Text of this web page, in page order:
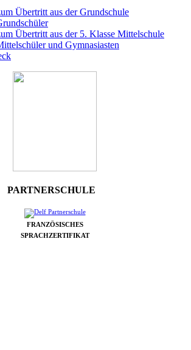
Übertritt aus der Grundschule
Übertritt aus der 5. Klasse Mittelschule
und Gymnasiasten
PARTNERSCHULE
FRANZÖSISCHES
SPRACHZERTIFIKAT